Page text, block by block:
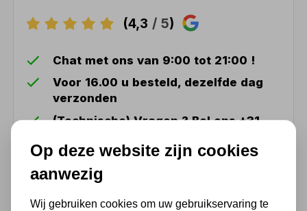
(4,3 / 5)
Chat met ons van 9:00 tot 21:00 !
Voor 16.00 u besteld, dezelfde dag
verzonden
(Technische) Vragen ? Bel ons +31
1.500 m2 winkel in Rijssen !
Twents familiebedrijf sinds 1992 !
Op deze website zijn cookies
aanwezig
Wij gebruiken cookies om uw gebruikservaring te